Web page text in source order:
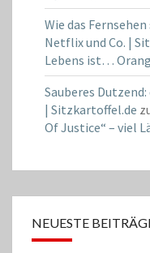
Wie das
Netflix und Co. |
Lebens ist…
Sauberes
| Sitzkartoffel.de
Of Justice“ – viel
NEUESTE